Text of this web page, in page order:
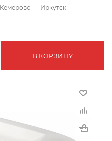
Кемерово Иркутск
В КОРЗИНУ